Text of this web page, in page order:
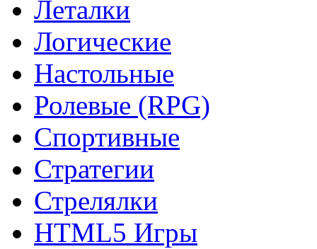
Леталки
Логические
Настольные
Ролевые (RPG)
Спортивные
Стратегии
Стрелялки
HTML5 Игры